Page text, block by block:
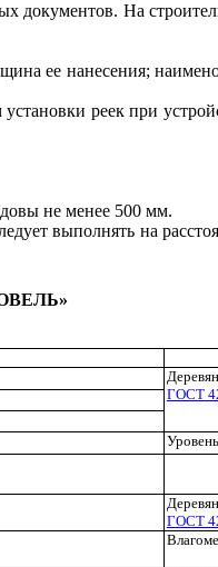
документов. На
ее нанесения;
реек при
не менее 500 мм.
выполнять на
ГОСТ
ГОСТ